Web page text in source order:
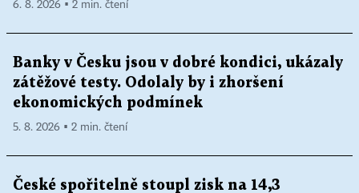
6. 8. 2026 ▪ 2 min. čtení
Banky v Česku jsou v dobré kondici, ukázaly
zátěžové testy. Odolaly by i zhoršení
ekonomických podmínek
5. 8. 2026 ▪ 2 min. čtení
České spořitelně stoupl zisk na 14,3